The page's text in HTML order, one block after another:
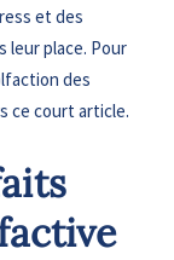
et des
leur place. Pour
des
ce court article.